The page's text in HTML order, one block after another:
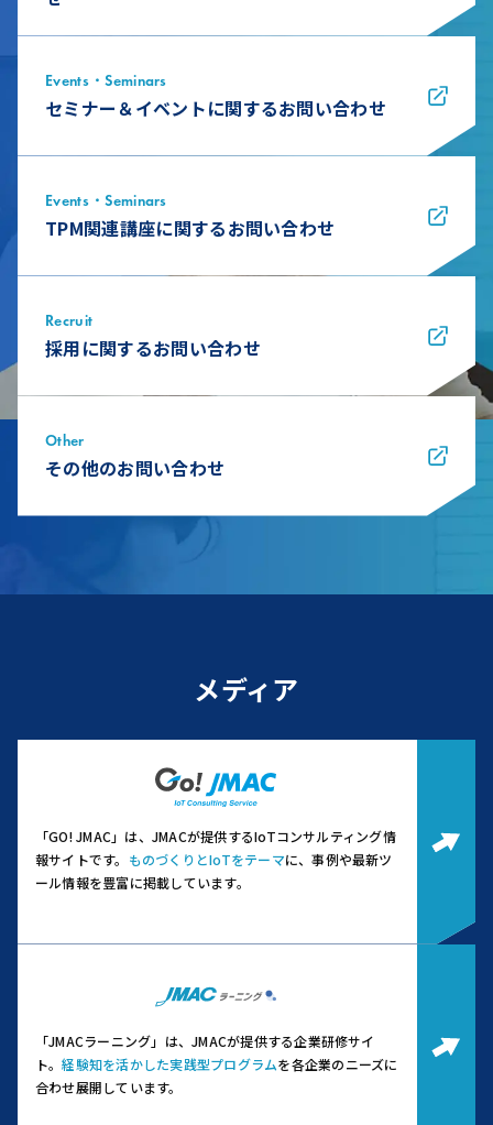
Events・Seminars
セミナー＆イベントに関するお問い合わせ
Events・Seminars
TPM関連講座に関するお問い合わせ
Recruit
採用に関するお問い合わせ
Other
その他のお問い合わせ
メディア
「GO! JMAC」は、JMACが提供するIoTコンサルティング情
報サイトです。 ものづくりとIoTをテーマに、事例や最新ツ
ール情報を豊富に掲載しています。
「JMACラーニング」は、JMACが提供する企業研修サイ
ト。経験知を活かした実践型プログラムを各企業のニーズに
合わせ展開しています。